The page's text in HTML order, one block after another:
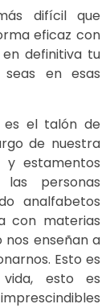
difícil que
eficaz con
definitiva tu
en esas
es el talón de
de nuestra
estamentos
personas
analfabetos
con materias
enseñan a
Esto es
esto es